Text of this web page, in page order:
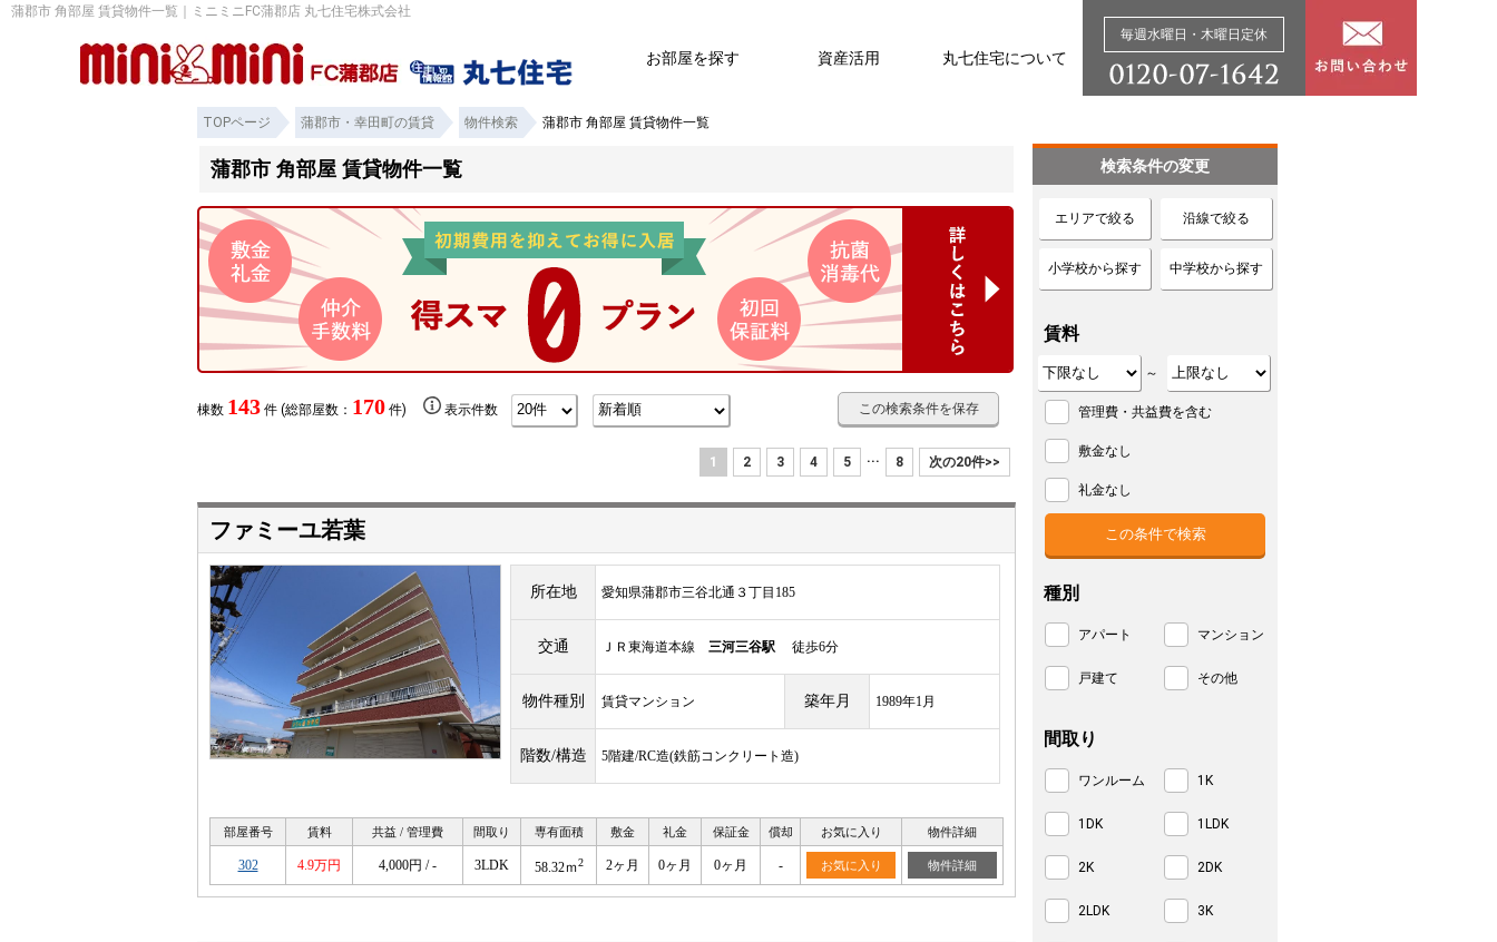
蒲郡市 角部屋 賃貸物件一覧｜ミニミニFC蒲郡店 丸七住宅株式会社
お部屋を探す 資産活用 丸七住宅について
毎週水曜日・木曜日定休
TOPページ 蒲郡市・幸田町の賃貸 物件検索 蒲郡市 角部屋 賃貸物件一覧
蒲郡市 角部屋 賃貸物件一覧
棟数 143 件 (総部屋数： 170 件) 表示件数 この検索条件を保存
1 2 3 4 5 ... 8 次の20件>>
ファミーユ若葉
所在地 愛知県蒲郡市三谷北通３丁目185
交通 ＪＲ東海道本線 三河三谷駅 徒歩6分
物件種別 賃貸マンション 築年月 1989年1月
階数/構造 5階建/RC造(鉄筋コンクリート造)
部屋番号 賃料 共益 / 管理費 間取り 専有面積 敷金 礼金 保証金 償却 お気に入り 物件詳細
302 4.9万円 4,000円 / - 3LDK 58.32ｍ2 2ヶ月 0ヶ月 0ヶ月 - お気に入り 物件詳細
検索条件の変更
エリアで絞る 沿線で絞る
小学校から探す 中学校から探す
賃料
～
管理費・共益費を含む
敷金なし
礼金なし
種別
アパート マンション
戸建て その他
間取り
ワンルーム 1K
1DK 1LDK
2K 2DK
2LDK 3K